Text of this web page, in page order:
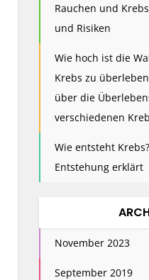
Rauchen und
und Risiken
Wie hoch ist die
Krebs zu
über die
verschiedenen
Wie entsteht
Entstehung erklärt
November 2023
September 2019